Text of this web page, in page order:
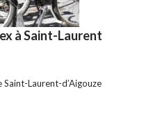
à Saint-Laurent
Laurent-d’Aigouze